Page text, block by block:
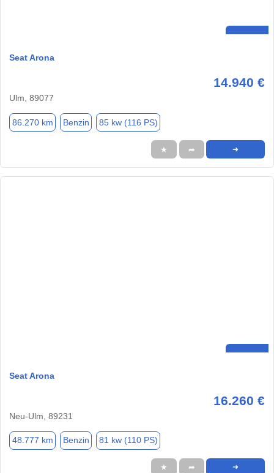
Seat Arona
14.940 €
Ulm, 89077
86.270 km Benzin 85 kw (116 PS)
★ ➦ ➜
Seat Arona
16.260 €
Neu-Ulm, 89231
48.777 km Benzin 81 kw (110 PS)
★ ➦ ➜